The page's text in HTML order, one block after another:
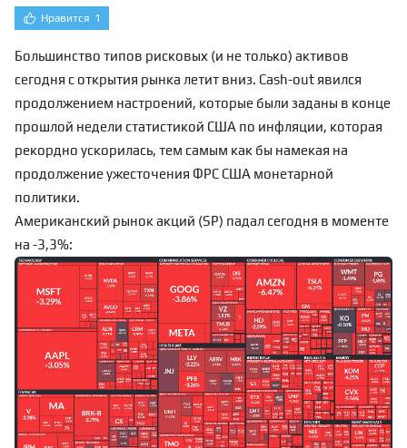
Нравится 1
Большинство типов рисковых (и не только) активов
сегодня с открытия рынка летит вниз. Cash-out явился
продолжением настроений, которые были заданы в конце
прошлой недели статистикой США по инфляции, которая
рекордно ускорилась, тем самым как бы намекая на
продолжение ужесточения ФРС США монетарной
политики.
Американский рынок акций (SP) падал сегодня в моменте
на -3,3%: